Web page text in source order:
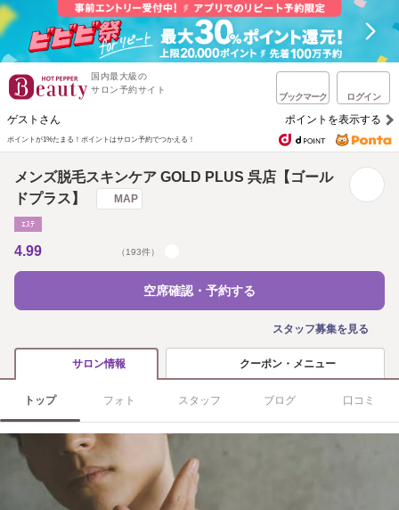
国内最大級の
サロン予約サイト
ブックマーク ログイン
ゲストさん ポイントを表示する
ポイントが1%たまる！ ポイントはサロン予約でつかえる！
メンズ脱毛スキンケア GOLD PLUS 呉店【ゴール
ドプラス】
MAP
ｴｽﾃ
4.99 （193件）
空席確認・予約する
スタッフ募集を見る
サロン情報 クーポン・メニュー
トップ フォト スタッフ ブログ 口コミ